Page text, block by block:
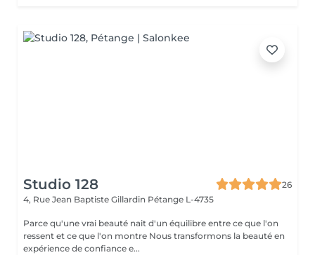
Studio 128
26
4, Rue Jean Baptiste Gillardin Pétange L-4735
Parce qu'une vrai beauté nait d'un équilibre entre ce que l'on
ressent et ce que l'on montre Nous transformons la beauté en
expérience de confiance e...